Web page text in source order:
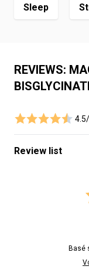
Sleep
REVIEWS:
Review list
Basé